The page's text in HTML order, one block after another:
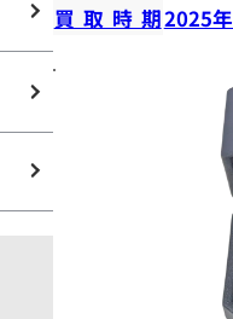
買取時期2025